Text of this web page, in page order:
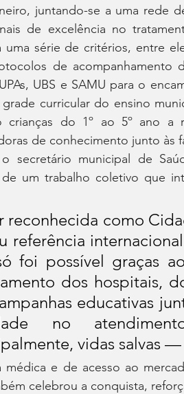
juntando-se a uma rede
de excelência no
uma série de critérios, entre
de acompanhamento
UBS e SAMU para o
grade curricular do ensino
crianças do 1º ao 5º ano
de conhecimento junto às
secretário municipal de
um trabalho coletivo que
como
referência
foi possível graças
dos hospitais,
educativas
no
vidas salvas
médica e de acesso ao
celebrou a conquista,